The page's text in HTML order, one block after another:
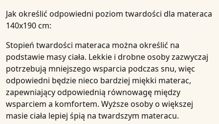
Jak określić odpowiedni poziom twardości dla materaca
140x190 cm:
Stopień twardości materaca można określić na
podstawie masy ciała. Lekkie i drobne osoby zazwyczaj
potrzebują mniejszego wsparcia podczas snu, więc
odpowiedni będzie nieco bardziej miękki materac,
zapewniający odpowiednią równowagę między
wsparciem a komfortem. Wyższe osoby o większej
masie ciała lepiej śpią na twardszym materacu.